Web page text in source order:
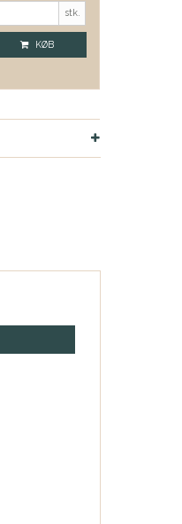
stk.
KØB